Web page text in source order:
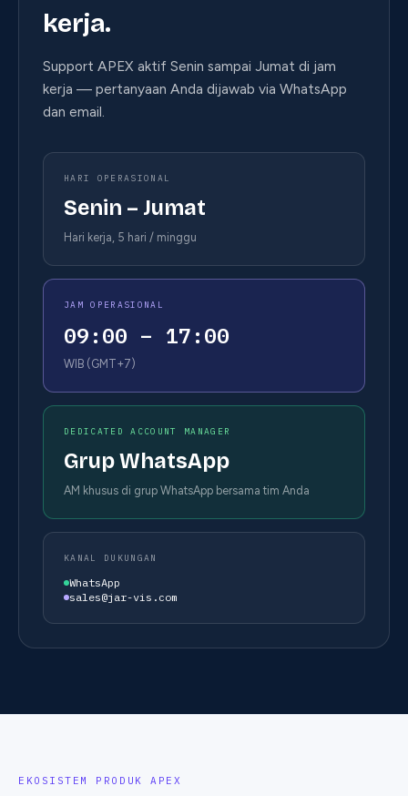
kerja.
Support APEX aktif Senin sampai Jumat di jam
kerja — pertanyaan Anda dijawab via WhatsApp
dan email.
HARI OPERASIONAL
Senin – Jumat
Hari kerja, 5 hari / minggu
JAM OPERASIONAL
09:00 – 17:00
WIB (GMT+7)
DEDICATED ACCOUNT MANAGER
Grup WhatsApp
AM khusus di grup WhatsApp bersama tim Anda
KANAL DUKUNGAN
WhatsApp
sales@jar-vis.com
EKOSISTEM PRODUK APEX